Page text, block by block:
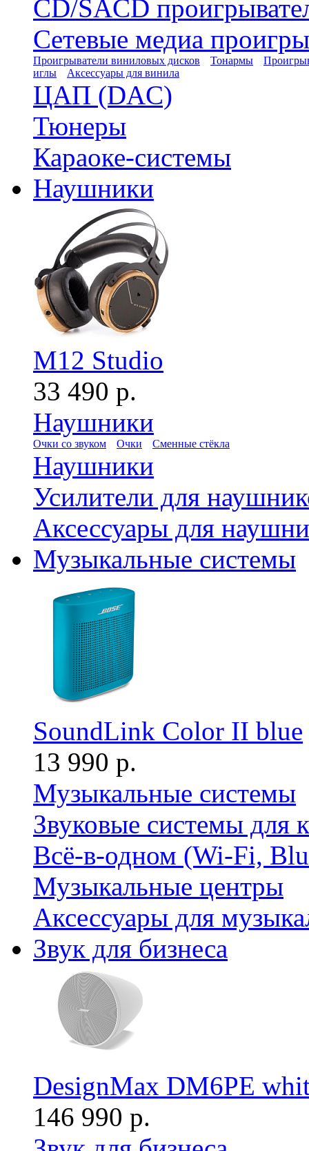
CD/SACD
Сетевые медиа
Проигрыватели виниловых дисков Тонармы
иглы
Аксессуары для винила
ЦАП (DAC)
Тюнеры
Караоке-системы
Наушники
M12 Studio
33 490 р.
Наушники
Очки со звуком Очки Сменные стёкла
Наушники
Усилители для
Аксессуары для
Музыкальные системы
SoundLink Color II blue
13 990 р.
Музыкальные системы
Звуковые системы для
Всё-в-одном (Wi-Fi,
Музыкальные центры
Аксессуары для
Звук для бизнеса
DesignMax DM6PE
146 990 р.